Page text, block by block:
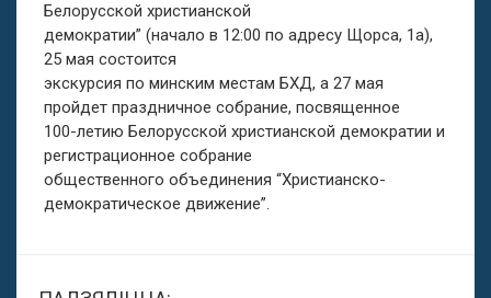
Белорусской христианской
демократии” (начало в 12:00 по адресу Щорса, 1а),
25 мая состоится
экскурсия по минским местам БХД, а 27 мая
пройдет праздничное собрание, посвященное
100-летию Белорусской христианской демократии и
регистрационное собрание
общественного объединения “Христианско-
демократическое движение”.